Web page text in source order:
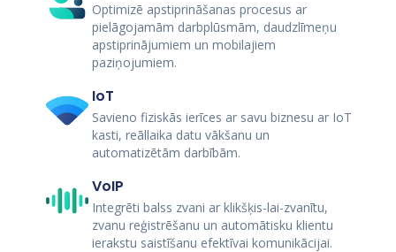
Optimizē apstiprināšanas procesus ar
pielāgojamām darbplūsmām, daudzlīmeņu
apstiprinājumiem un mobilajiem
paziņojumiem.
IoT
Savieno fiziskās ierīces ar savu biznesu ar IoT
kasti, reāllaika datu vākšanu un
automatizētām darbībām.
VoIP
Integrēti balss zvani ar klikšķis-lai-zvanītu,
zvanu reģistrēšanu un automātisku klientu
ierakstu saistīšanu efektīvai komunikācijai.